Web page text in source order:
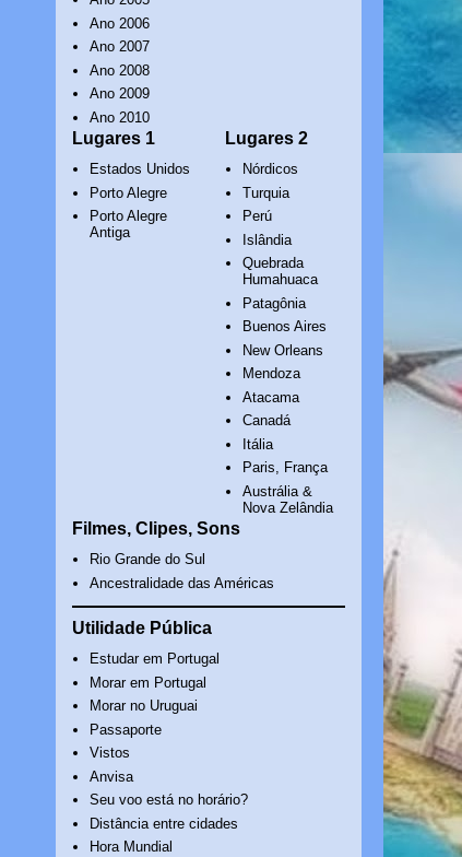
Ano 2006
Ano 2007
Ano 2008
Ano 2009
Ano 2010
Lugares 1
Estados Unidos
Porto Alegre
Porto Alegre
Antiga
Lugares 2
Nórdicos
Turquia
Perú
Islândia
Quebrada
Humahuaca
Patagônia
Buenos Aires
New Orleans
Mendoza
Atacama
Canadá
Itália
Paris, França
Austrália &
Nova Zelândia
Filmes, Clipes, Sons
Rio Grande do Sul
Ancestralidade das Américas
Utilidade Pública
Estudar em Portugal
Morar em Portugal
Morar no Uruguai
Passaporte
Vistos
Anvisa
Seu voo está no horário?
Distância entre cidades
Hora Mundial